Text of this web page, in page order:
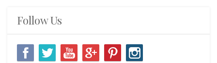
Follow Us